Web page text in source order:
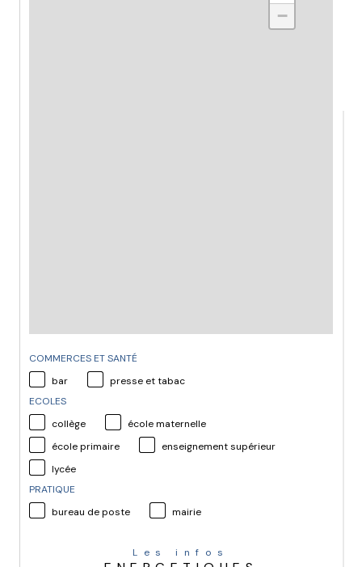
−
COMMERCES ET SANTÉ
bar
presse et tabac
ECOLES
collège
école maternelle
école primaire
enseignement supérieur
lycée
PRATIQUE
bureau de poste
mairie
Les infos